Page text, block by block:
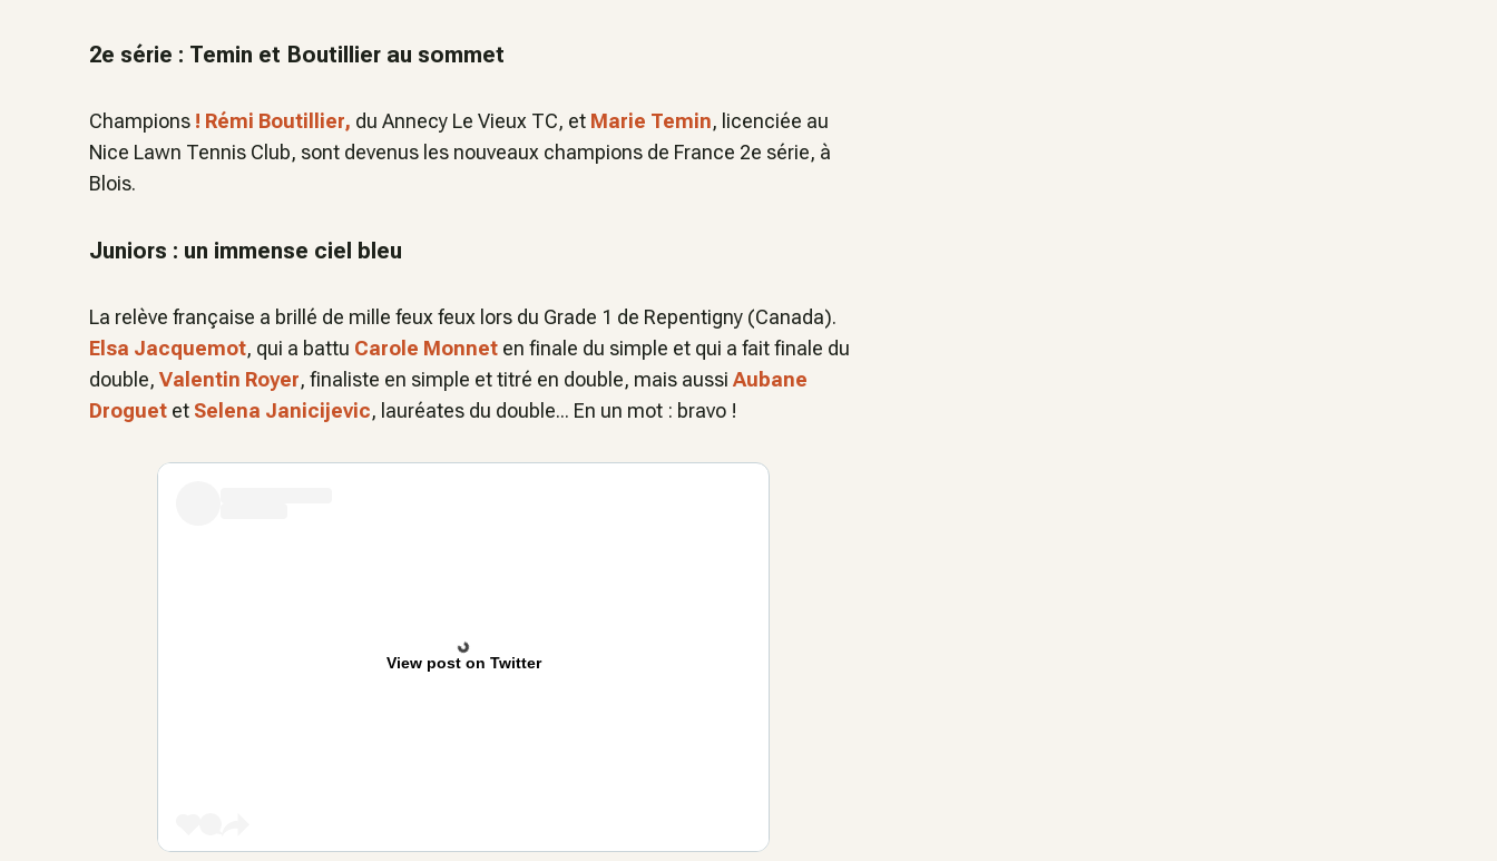
2e série : Temin et Boutillier au sommet
Champions ! Rémi Boutillier, du Annecy Le Vieux TC, et Marie Temin, licenciée au
Nice Lawn Tennis Club, sont devenus les nouveaux champions de France 2e série, à
Blois.
Juniors : un immense ciel bleu
La relève française a brillé de mille feux feux lors du Grade 1 de Repentigny (Canada).
Elsa Jacquemot, qui a battu Carole Monnet en finale du simple et qui a fait finale du
double, Valentin Royer, finaliste en simple et titré en double, mais aussi Aubane
Droguet et Selena Janicijevic, lauréates du double... En un mot : bravo !
View post on Twitter